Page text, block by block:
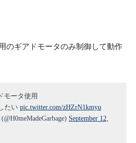
のギアドモータのみ制御して動作
モータ使用
たい pic.twitter.com/zHZrN1kmyu
September 12,